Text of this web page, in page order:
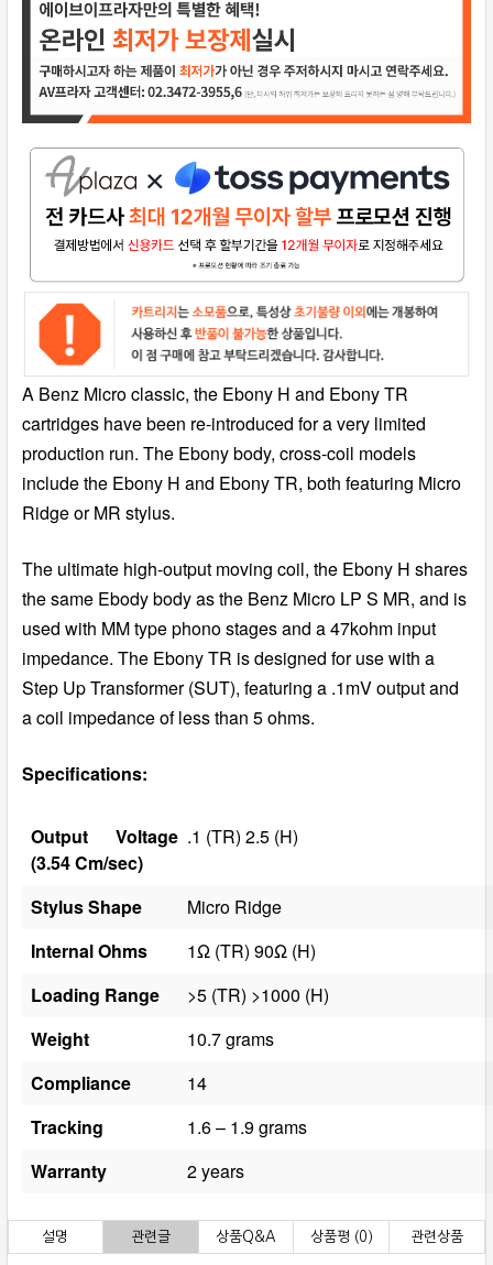
A Benz Micro classic, the Ebony H and Ebony TR
cartridges have been re-introduced for a very limited
production run. The Ebony body, cross-coil models
include the Ebony H and Ebony TR, both featuring Micro
Ridge or MR stylus.
The ultimate high-output moving coil, the Ebony H shares
the same Ebody body as the Benz Micro LP S MR, and is
used with MM type phono stages and a 47kohm input
impedance. The Ebony TR is designed for use with a
Step Up Transformer (SUT), featuring a .1mV output and
a coil impedance of less than 5 ohms.
Specifications:
Output Voltage
(3.54 Cm/sec)
.1 (TR) 2.5 (H)
Stylus Shape
Micro Ridge
Internal Ohms
1Ω (TR) 90Ω (H)
Loading Range
>5 (TR) >1000 (H)
Weight
10.7 grams
Compliance
14
Tracking
1.6 – 1.9 grams
Warranty
2 years
설명 관련글 상품Q&A 상품평 (0) 관련상품